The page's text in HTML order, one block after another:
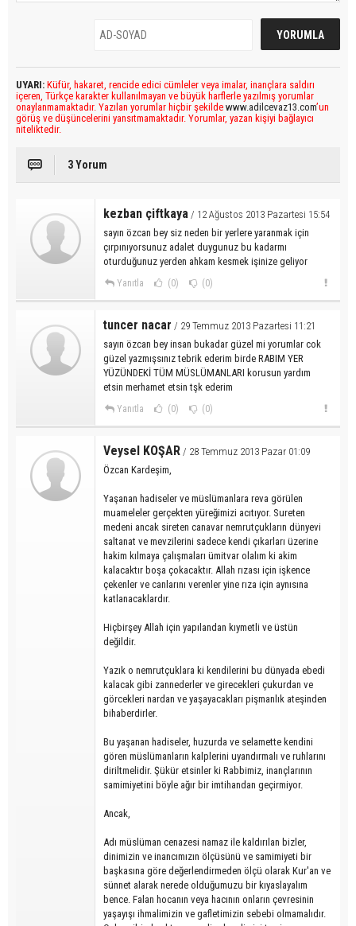
UYARI: Küfür, hakaret, rencide edici cümleler veya imalar, inançlara saldırı
içeren, Türkçe karakter kullanılmayan ve büyük harflerle yazılmış yorumlar
onaylanmamaktadır. Yazılan yorumlar hiçbir şekilde www.adilcevaz13.com’un
görüş ve düşüncelerini yansıtmamaktadır. Yorumlar, yazan kişiyi bağlayıcı
niteliktedir.
3 Yorum
kezban çiftkaya / 12 Ağustos 2013 Pazartesi 15:54
sayın özcan bey siz neden bir yerlere yaranmak için
çırpınıyorsunuz adalet duygunuz bu kadarmı
oturduğunuz yerden ahkam kesmek işinize geliyor
Yanıtla (0) (0)
tuncer nacar / 29 Temmuz 2013 Pazartesi 11:21
sayın özcan bey insan bukadar güzel mi yorumlar cok
güzel yazmışsınız tebrik ederim birde RABIM YER
YÜZÜNDEKİ TÜM MÜSLÜMANLARI korusun yardım
etsin merhamet etsin tşk ederim
Yanıtla (0) (0)
Veysel KOŞAR / 28 Temmuz 2013 Pazar 01:09
Özcan Kardeşim,
Yaşanan hadiseler ve müslümanlara reva görülen
muameleler gerçekten yüreğimizi acıtıyor. Sureten
medeni ancak sireten canavar nemrutçukların dünyevi
saltanat ve mevzilerini sadece kendi çıkarları üzerine
hakim kılmaya çalışmaları ümitvar olalım ki akim
kalacaktır boşa çokacaktır. Allah rızası için işkence
çekenler ve canlarını verenler yine rıza için aynısına
katlanacaklardır.
Hiçbirşey Allah için yapılandan kıymetli ve üstün
değildir.
Yazık o nemrutçuklara ki kendilerini bu dünyada ebedi
kalacak gibi zannederler ve girecekleri çukurdan ve
görcekleri nardan ve yaşayacakları pişmanlık ateşinden
bihaberdirler.
Bu yaşanan hadiseler, huzurda ve selamette kendini
gören müslümanların kalplerini uyandırmalı ve ruhlarını
diriltmelidir. Şükür etsinler ki Rabbimiz, inançlarının
samimiyetini böyle ağır bir imtihandan geçirmiyor.
Ancak,
Adı müslüman cenazesi namaz ile kaldırılan bizler,
dinimizin ve inancımızın ölçüsünü ve samimiyeti bir
başkasına göre değerlendirmeden ölçü olarak Kur'an ve
sünnet alarak nerede olduğumuzu bir kıyaslayalım
bence. Falan hocanın veya hacının onların çevresinin
yaşayışı ihmalimizin ve gafletimizin sebebi olmamalıdır.